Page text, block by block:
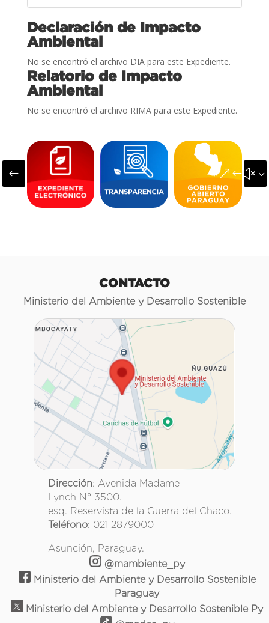
Declaración de Impacto
Ambiental
No se encontró el archivo DIA para este Expediente.
Relatorio de Impacto
Ambiental
No se encontró el archivo RIMA para este Expediente.
#
CONTACTO
Ministerio del Ambiente y Desarrollo Sostenible
Dirección: Avenida Madame
Lynch N° 3500.
esq. Reservista de la Guerra del Chaco.
Teléfono: 021 2879000
Asunción, Paraguay.
@mambiente_py
Ministerio del Ambiente y Desarrollo Sostenible
Paraguay
Ministerio del Ambiente y Desarrollo Sostenible Py